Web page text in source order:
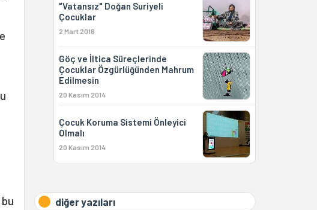
"Vatansız" Doğan Suriyeli
Çocuklar
2 Mart 2016
Göç ve İltica Süreçlerinde
Çocuklar Özgürlüğünden Mahrum
Edilmesin
20 Kasım 2014
Çocuk Koruma Sistemi Önleyici
Olmalı
20 Kasım 2014
diğer yazıları